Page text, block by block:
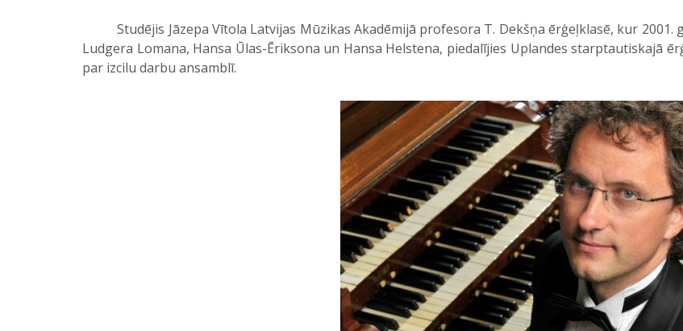
Studējis Jāzepa Vītola Latvijas Mūzikas Akadēmijā profesora T. Dekšņa ērģeļklasē, kur 2001.
Ludgera Lomana, Hansa Ūlas-Ēriksona un Hansa Helstena, piedalījies Uplandes starptautiskajā
par izcilu darbu ansamblī.